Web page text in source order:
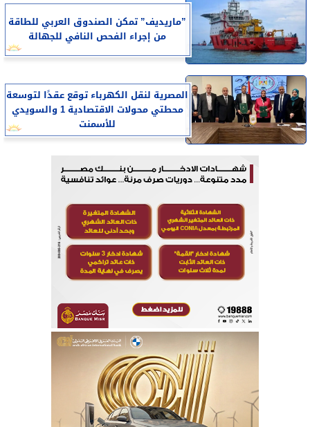
”ماريديف” تمكن الصندوق العربي للطاقة
من إجراء الفحص النافي للجهالة
المصرية لنقل الكهرباء توقع عقدًا لتوسعة
محطتي محولات الاقتصادية 1 والسويدي
للأسمنت